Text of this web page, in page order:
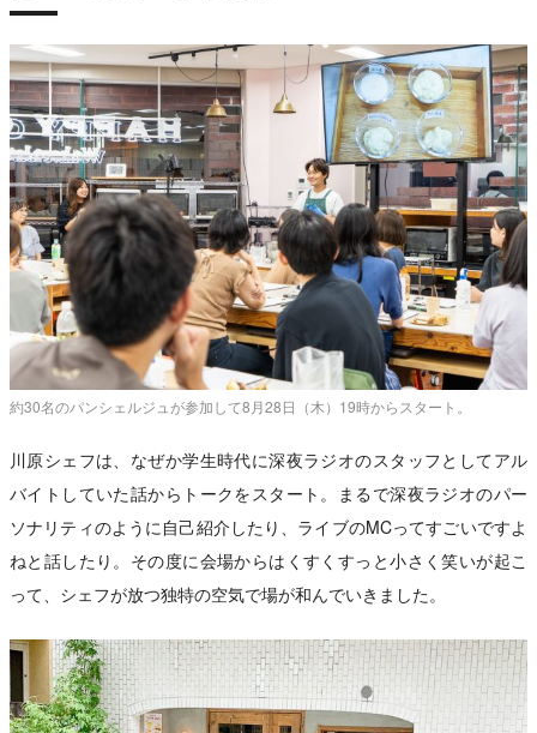
約30名のパンシェルジュが参加して8月28日（木）19時からスタート。
川原シェフは、なぜか学生時代に深夜ラジオのスタッフとしてアル
バイトしていた話からトークをスタート。まるで深夜ラジオのパー
ソナリティのように自己紹介したり、ライブのMCってすごいですよ
ねと話したり。その度に会場からはくすくすっと小さく笑いが起こ
って、シェフが放つ独特の空気で場が和んでいきました。